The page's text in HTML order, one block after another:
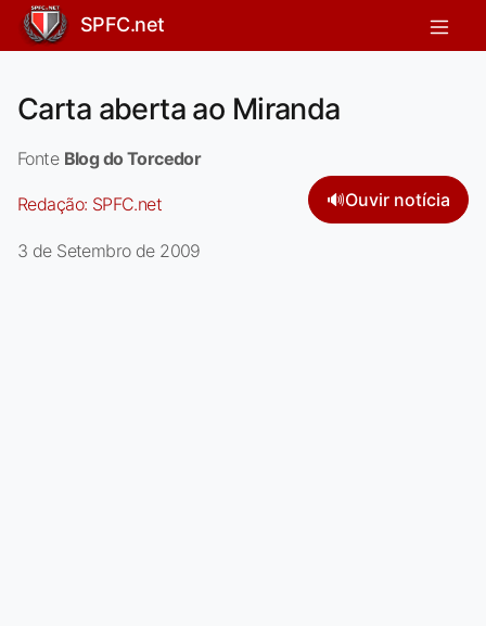
SPFC.net
Carta aberta ao Miranda
Fonte Blog do Torcedor
Redação: SPFC.net 🔊Ouvir notícia
3 de Setembro de 2009